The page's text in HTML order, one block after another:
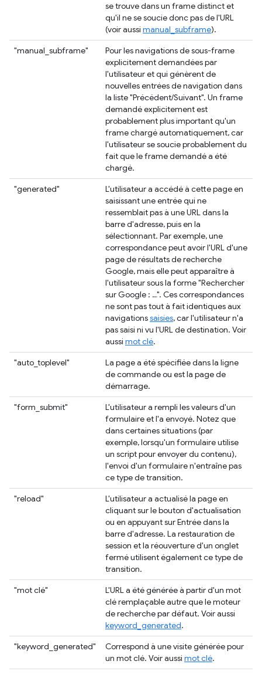
se trouve dans un frame distinct et
qu'il ne se soucie donc pas de l'URL
(voir aussi manual_subframe).
"manual_subframe"
Pour les navigations de sous-frame
explicitement demandées par
l'utilisateur et qui génèrent de
nouvelles entrées de navigation dans
la liste "Précédent/Suivant". Un frame
demandé explicitement est
probablement plus important qu'un
frame chargé automatiquement, car
l'utilisateur se soucie probablement du
fait que le frame demandé a été
chargé.
"generated"
L'utilisateur a accédé à cette page en
saisissant une entrée qui ne
ressemblait pas à une URL dans la
barre d'adresse, puis en la
sélectionnant. Par exemple, une
correspondance peut avoir l'URL d'une
page de résultats de recherche
Google, mais elle peut apparaître à
l'utilisateur sous la forme "Rechercher
sur Google : …". Ces correspondances
ne sont pas tout à fait identiques aux
navigationssaisies, car l'utilisateur n'a
pas saisi ni vu l'URL de destination. Voir
aussi mot clé.
"auto_toplevel"
La page a été spécifiée dans la ligne
de commande ou est la page de
démarrage.
"form_submit"
L'utilisateur a rempli les valeurs d'un
formulaire et l'a envoyé. Notez que
dans certaines situations (par
exemple, lorsqu'un formulaire utilise
un script pour envoyer du contenu),
l'envoi d'un formulaire n'entraîne pas
ce type de transition.
"reload"
L'utilisateur a actualisé la page en
cliquant sur le bouton d'actualisation
ou en appuyant sur Entrée dans la
barre d'adresse. La restauration de
session et la réouverture d'un onglet
fermé utilisent également ce type de
transition.
"mot clé"
L'URL a été générée à partir d'un mot
clé remplaçable autre que le moteur
de recherche par défaut. Voir aussi
keyword_generated.
"keyword_generated"
Correspond à une visite générée pour
un mot clé. Voir aussi mot clé.